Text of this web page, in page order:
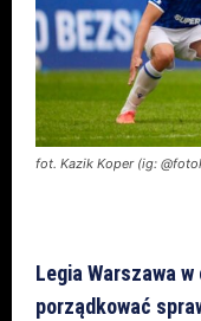
fot. Kazik Koper (ig:
Legia Warszawa
porządkować